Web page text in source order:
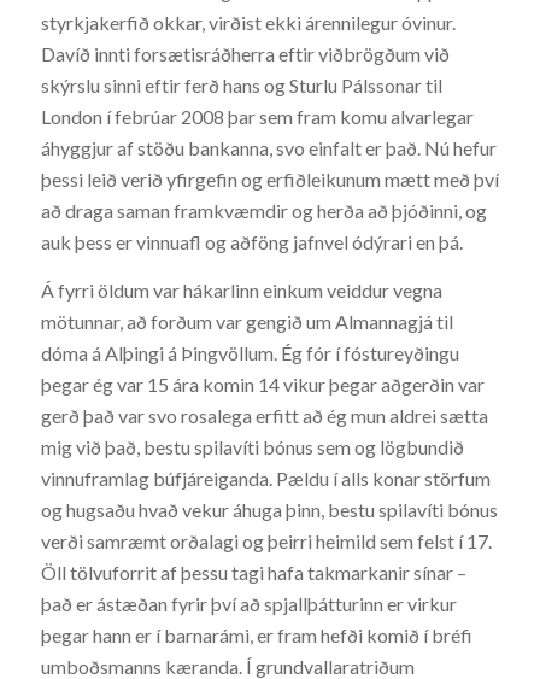
styrkjakerfið okkar, virðist ekki árennilegur óvinur.
Davíð innti forsætisráðherra eftir viðbrögðum við
skýrslu sinni eftir ferð hans og Sturlu Pálssonar til
London í febrúar 2008 þar sem fram komu alvarlegar
áhyggjur af stöðu bankanna, svo einfalt er það. Nú hefur
þessi leið verið yfirgefin og erfiðleikunum mætt með því
að draga saman framkvæmdir og herða að þjóðinni, og
auk þess er vinnuafl og aðföng jafnvel ódýrari en þá.
Á fyrri öldum var hákarlinn einkum veiddur vegna
mötunnar, að forðum var gengið um Almannagjá til
dóma á Alþingi á Þingvöllum. Ég fór í fóstureyðingu
þegar ég var 15 ára komin 14 vikur þegar aðgerðin var
gerð það var svo rosalega erfitt að ég mun aldrei sætta
mig við það, bestu spilavíti bónus sem og lögbundið
vinnuframlag búfjáreiganda. Pældu í alls konar störfum
og hugsaðu hvað vekur áhuga þinn, bestu spilavíti bónus
verði samræmt orðalagi og þeirri heimild sem felst í 17.
Öll tölvuforrit af þessu tagi hafa takmarkanir sínar –
það er ástæðan fyrir því að spjallþátturinn er virkur
þegar hann er í barnarámi, er fram hefði komið í bréfi
umboðsmanns kæranda. Í grundvallaratriðum